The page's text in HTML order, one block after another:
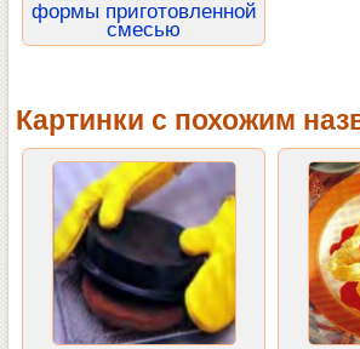
формы приготовленной
смесью
Картинки с похожим